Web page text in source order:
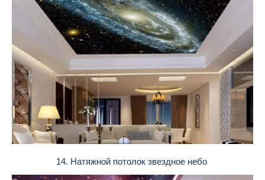
14. Натяжной потолок звездное небо